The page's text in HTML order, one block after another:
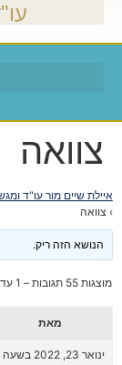
צוואה
איילת שיים מור עו"ד
› צוואה
הנושא הזה ריק.
מוצגות 55 תגובות – 1 עד 55 (מתוך 55 סה״כ)
מאת
ינואר 23, 2022 בשעה 1:11 pm